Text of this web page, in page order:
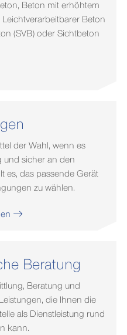
Beton mit erhöhtem
Beton
(SVB) oder Sichtbeton
der Wahl, wenn es
und sicher an den
es, das passende Gerät
zu wählen.
Beratung
Beratung und
die Ihnen die
als Dienstleistung rund
kann.